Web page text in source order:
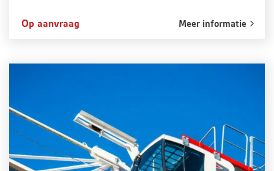
Op aanvraag Meer informatie